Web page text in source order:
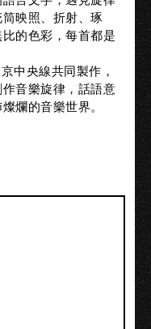
映照、折射、琢
的色彩，每首都是
中央線共同製作，
音樂旋律，話語意
爛的音樂世界。